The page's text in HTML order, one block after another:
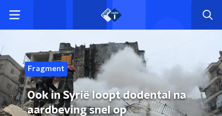
Fragment
Ook in Syrië loopt dodental na
aardbeving snel op